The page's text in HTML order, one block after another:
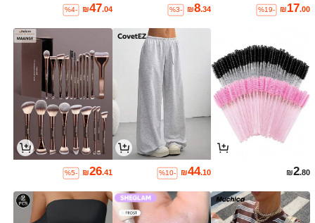
₪17.00
%19-
₪8.34
%3-
₪47.04
%4-
₪2.80
₪44.10
%10-
₪26.41
%5-